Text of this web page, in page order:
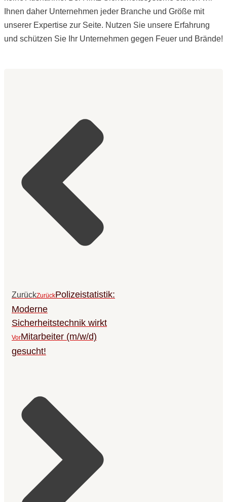
Ihnen daher Unternehmen jeder Branche und Größe mit
unserer Expertise zur Seite. Nutzen Sie unsere Erfahrung
und schützen Sie Ihr Unternehmen gegen Feuer und Brände!
ZurückZurückPolizeistatistik:
Moderne
Sicherheitstechnik wirkt
VorMitarbeiter (m/w/d)
gesucht!